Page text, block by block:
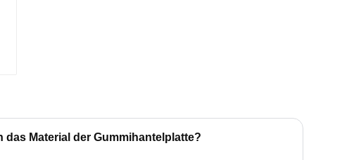
das Material der Gummihantelplatte?